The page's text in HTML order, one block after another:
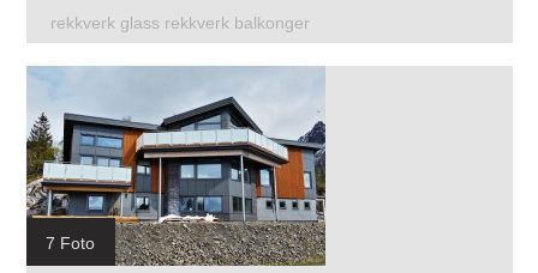
rekkverk glass rekkverk balkonger
7 Foto